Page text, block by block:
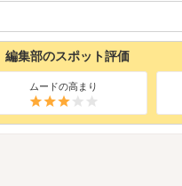
編集部のスポット評価
ムードの高まり